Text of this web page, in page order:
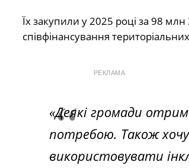
Їх закупили у 2025 році за 98
співфінансування
РЕКЛАМА
«Деякі громади
потребою. Також
використовувати